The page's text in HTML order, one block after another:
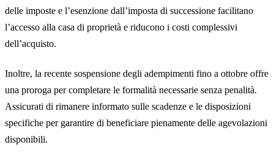
delle imposte e l’esenzione dall’imposta di successione facilitano
l’accesso alla casa di proprietà e riducono i costi complessivi
dell’acquisto.
Inoltre, la recente sospensione degli adempimenti fino a ottobre offre
una proroga per completare le formalità necessarie senza penalità.
Assicurati di rimanere informato sulle scadenze e le disposizioni
specifiche per garantire di beneficiare pienamente delle agevolazioni
disponibili.